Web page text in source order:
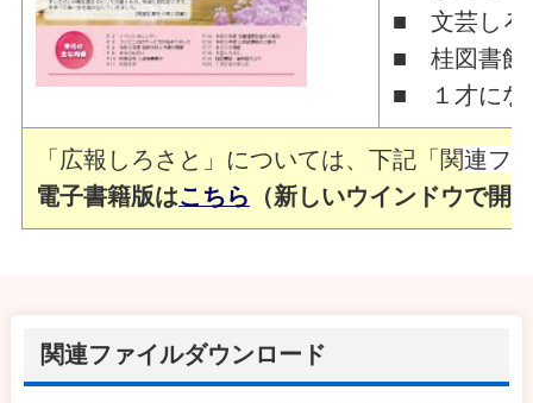
■ 文芸しろ
■ 桂図書館
■ １才にな
「広報しろさと」については、下記「関連フ
電子書籍版はこちら （新しいウインドウで開
関連ファイルダウンロード